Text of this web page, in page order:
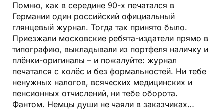
Помню, как в середине 90-х печатался в
Германии один российский официальный
глянцевый журнал. Тогда так принято было.
Приезжали московские ребята-издатели прямо в
типографию, выкладывали из портфеля наличку и
плёнки-оригиналы – и пожалуйте: журнал
печатался с колёс и без формальностей. Ни тебе
ненужных налогов, всяческих медицинских и
пенсионных отчислений, ни тебе оборота.
Фантом. Немцы души не чаяли в заказчиках…